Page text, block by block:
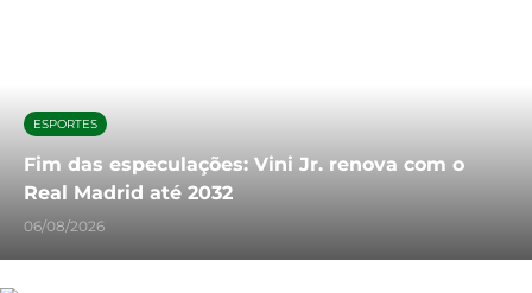
ESPORTES
Fim das especulações: Vini Jr. renova com o
Real Madrid até 2032
06/08/2026